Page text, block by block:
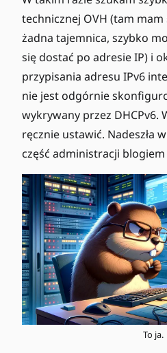
technicznej OVH (tam
żadna tajemnica, szybko
się dostać po adresie IP) i
przypisania adresu IPv6
nie jest odgórnie
wykrywany przez DHCPv6.
ręcznie ustawić. Nadeszła
część administracji
To ja.